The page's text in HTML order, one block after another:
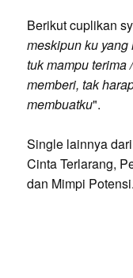
Berikut cuplikan
meskipun ku
tuk mampu terima
memberi, tak
membuatku".
Single lainnya
Cinta Terlarang,
dan Mimpi Potensi.